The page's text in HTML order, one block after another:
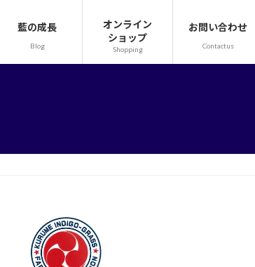
藍の成長
Blog
オンライン
ショップ
Shopping
お問い合わせ
Contactus